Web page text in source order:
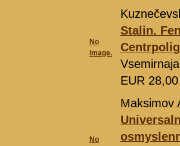
No
image.
Stalin.
EUR
No
Maksimov